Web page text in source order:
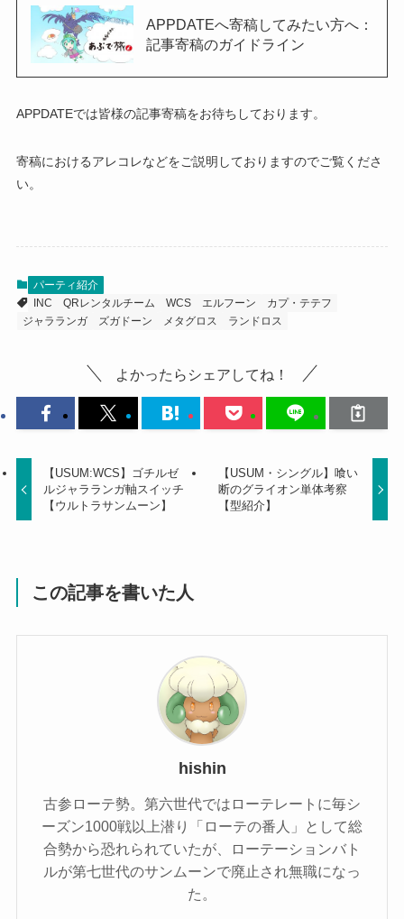
APPDATEへ寄稿してみたい方へ：
記事寄稿のガイドライン
APPDATEでは皆様の記事寄稿をお待ちしております。
寄稿におけるアレコレなどをご説明しておりますのでご覧くださ
い。
パーティ紹介
INC
QRレンタルチーム WCS エルフーン
カプ・テテフ
ジャラランガ
ズガドーン メタグロス ランドロス
よかったらシェアしてね！
【USUM:WCS】ゴチルゼ
ルジャラランガ軸スイッチ
【ウルトラサンムーン】
【USUM・シングル】喰い
断のグライオン単体考察
【型紹介】
この記事を書いた人
hishin
古参ローテ勢。第六世代ではローテレートに毎シ
ーズン1000戦以上潜り「ローテの番人」として総
合勢から恐れられていたが、ローテーションバト
ルが第七世代のサンムーンで廃止され無職になっ
た。